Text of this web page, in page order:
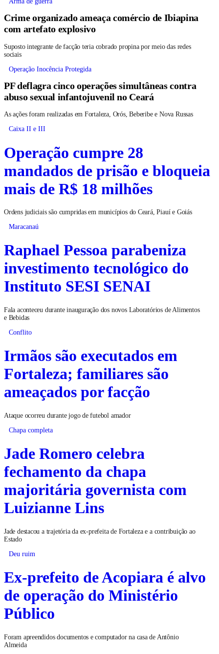
Crime organizado ameaça comércio de Ibiapina
com artefato explosivo
Suposto integrante de facção teria cobrado propina por meio das redes
sociais
Operação Inocência Protegida
PF deflagra cinco operações simultâneas contra
abuso sexual infantojuvenil no Ceará
As ações foram realizadas em Fortaleza, Orós, Beberibe e Nova Russas
Caixa II e III
Operação cumpre 28
mandados de prisão e bloqueia
mais de R$ 18 milhões
Ordens judiciais são cumpridas em municípios do Ceará, Piauí e Goiás
Maracanaú
Raphael Pessoa parabeniza
investimento tecnológico do
Instituto SESI SENAI
Fala aconteceu durante inauguração dos novos Laboratórios de Alimentos
e Bebidas
Conflito
Irmãos são executados em
Fortaleza; familiares são
ameaçados por facção
Ataque ocorreu durante jogo de futebol amador
Chapa completa
Jade Romero celebra
fechamento da chapa
majoritária governista com
Luizianne Lins
Jade destacou a trajetória da ex-prefeita de Fortaleza e a contribuição ao
Estado
Deu ruim
Ex-prefeito de Acopiara é alvo
de operação do Ministério
Público
Foram apreendidos documentos e computador na casa de Antônio
Almeida